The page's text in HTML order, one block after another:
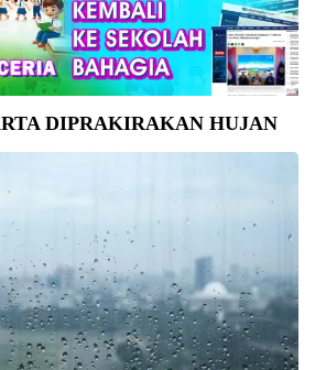
DIPRAKIRAKAN HUJAN
Jakarta hari ini, Kamis (25/12/2025) hari